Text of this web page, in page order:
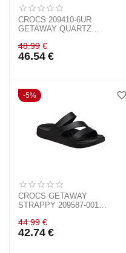
CROCS 209410-6UR
GETAWAY QUARTZ
48.99 €
46.54 €
5%
CROCS GETAWAY
STRAPPY 209587-001
44.99 €
42.74 €